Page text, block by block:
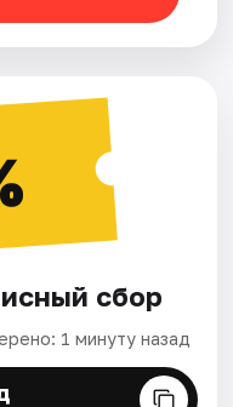
сбор
1 минуту назад